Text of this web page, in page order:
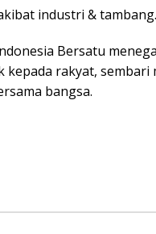
industri & tambang.
Bersatu
rakyat,
bangsa.